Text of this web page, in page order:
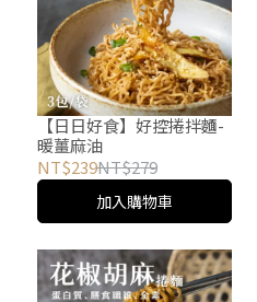
【日日好食】好控捲拌麵-
暖薑麻油
NT$239NT$279
加入購物車